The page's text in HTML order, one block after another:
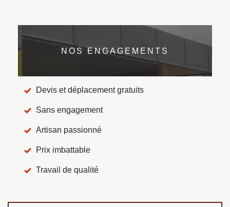
NOS ENGAGEMENTS
Devis et déplacement gratuits
Sans engagement
Artisan passionné
Prix imbattable
Travail de qualité